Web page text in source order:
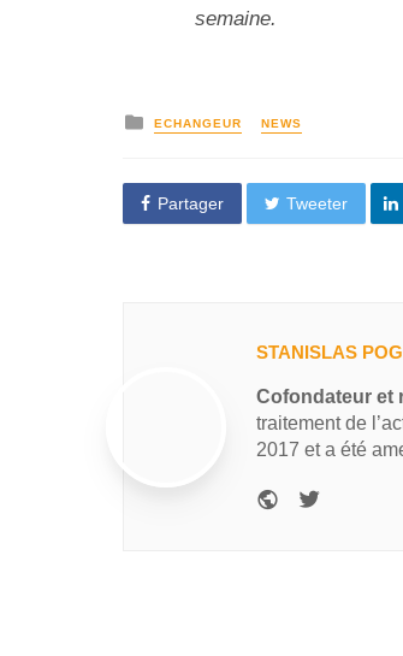
semaine.
ECHANGEUR NEWS
Partager Tweeter
STANISLAS
Cofondateur et
traitement de
2017 et a été